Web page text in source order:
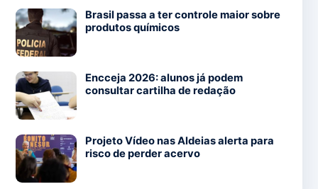
Brasil passa a ter controle maior sobre
produtos químicos
Encceja 2026: alunos já podem
consultar cartilha de redação
Projeto Vídeo nas Aldeias alerta para
risco de perder acervo